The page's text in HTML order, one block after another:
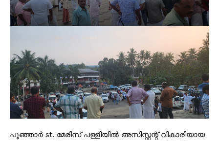
പൂഞ്ഞാർ st. മേരിസ് പള്ളിയിൽ അസിസ്റ്റന്റ് വികാരിയായ